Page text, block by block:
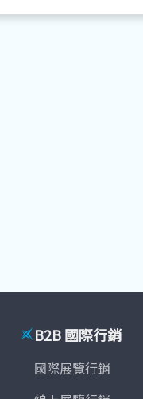
B2B 國際行銷
國際展覽行銷